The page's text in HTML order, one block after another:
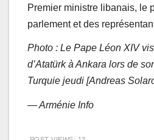
Premier ministre libanais, le
parlement et des
Photo : Le Pape Léon XIV
d’Atatürk à Ankara lors de
Turquie jeudi [Andreas
— Arménie Info